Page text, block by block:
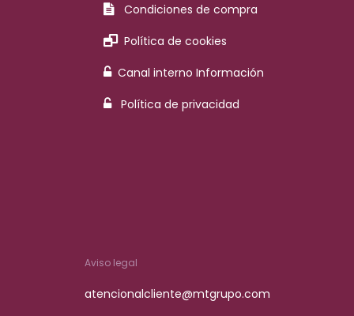
Condiciones de compra
Política de cookies
Canal interno Información
Política de privacidad
Aviso legal
atencionalcliente@mtgrupo.com